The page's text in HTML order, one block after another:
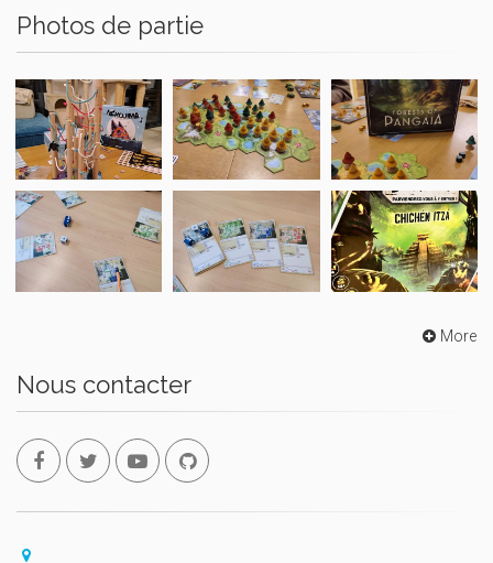
Photos de partie
More
Nous contacter